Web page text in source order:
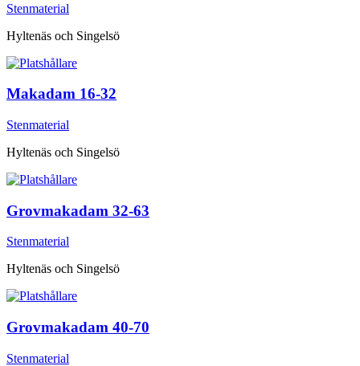
Stenmaterial
Hyltenäs och Singelsö
Makadam 16-32
Stenmaterial
Hyltenäs och Singelsö
Grovmakadam 32-63
Stenmaterial
Hyltenäs och Singelsö
Grovmakadam 40-70
Stenmaterial